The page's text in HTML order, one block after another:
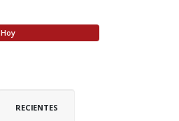
Hoy
RECIENTES